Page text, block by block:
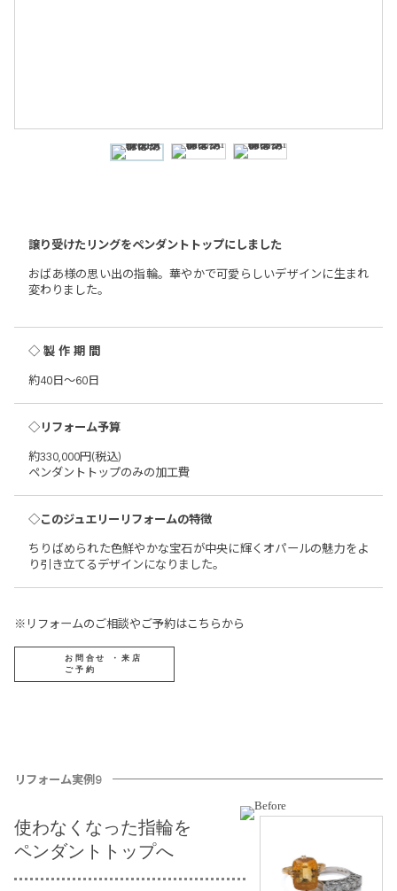
譲り受けたリングをペンダントトップにしました
おばあ様の思い出の指輪。華やかで可愛らしいデザインに生まれ
変わりました。
◇製作期間
約40日～60日
◇リフォーム予算
約330,000円(税込)
ペンダントトップのみの加工費
◇このジュエリーリフォームの特徴
ちりばめられた色鮮やかな宝石が中央に輝くオパールの魅力をよ
り引き立てるデザインになりました。
※リフォームのご相談やご予約はこちらから
お問合せ ・来店
ご予約
リフォーム実例9
使わなくなった指輪を
ペンダントトップへ